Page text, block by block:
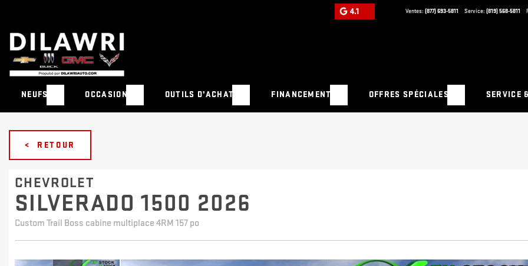
4.1 Ventes: (877) 693-5811 Service: (819) 568-5811
NEUFS OCCASION OUTILS D’ACHAT FINANCEMENT OFFRES SPÉCIALES SERVICE
< RETOUR
CHEVROLET
SILVERADO 1500 2026
Custom Trail Boss cabine multiplace 4RM 157 po